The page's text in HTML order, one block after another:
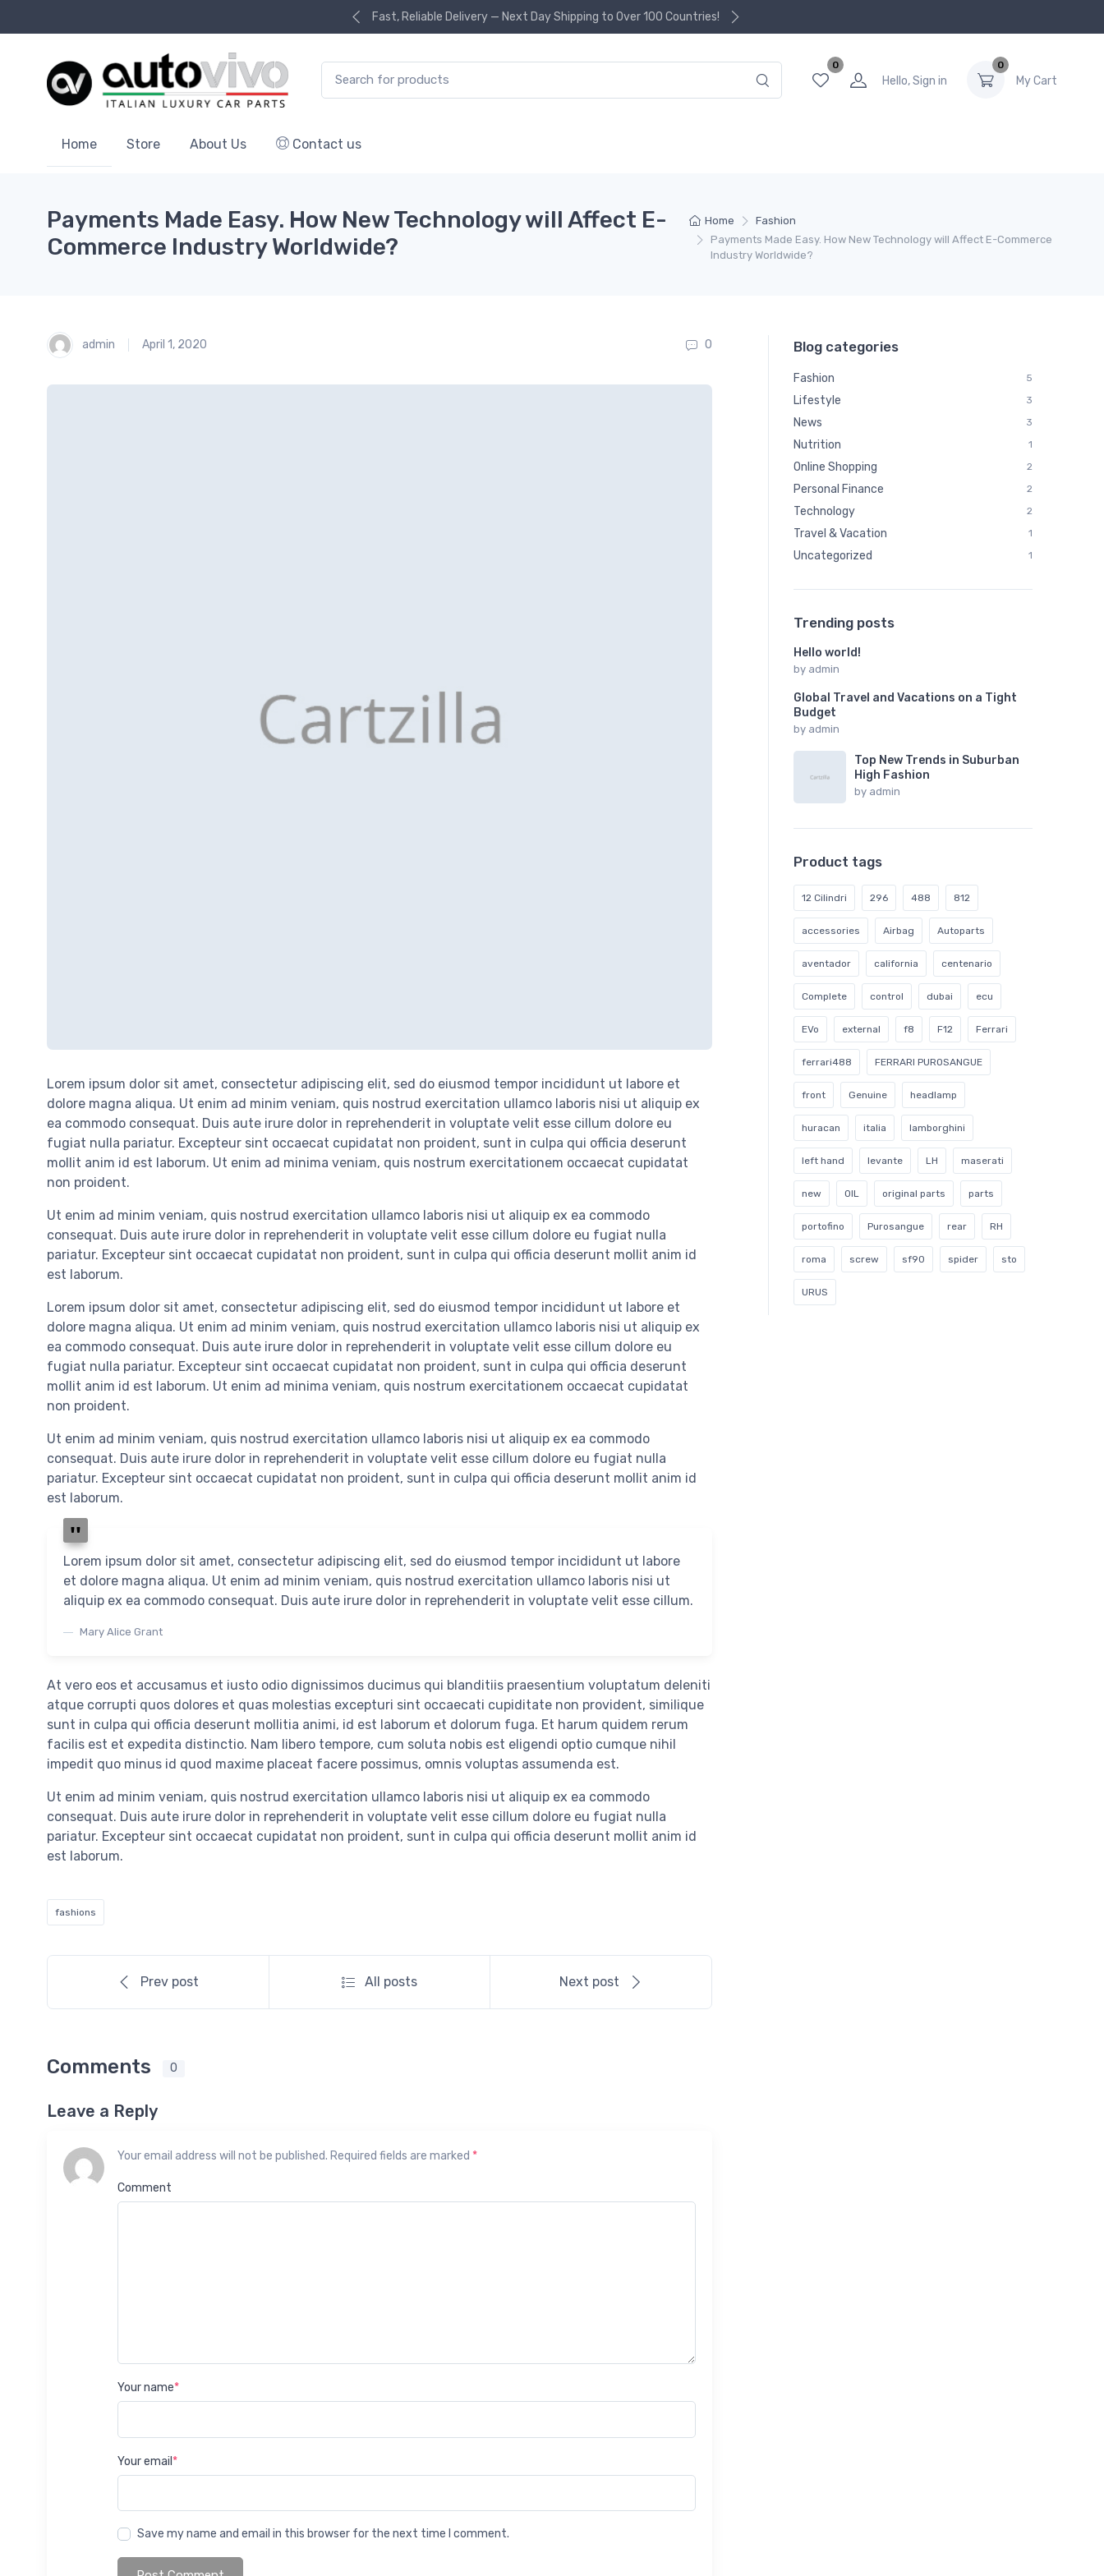
Fast, Reliable Delivery — Next Day Shipping to Over 100 Countries!
0
Hello, Sign in
0
My Cart
Home Store About Us Contact us
Home
Fashion
Payments Made Easy. How New Technology will Affect E-Commerce
Industry Worldwide?
Payments Made Easy. How New Technology will Affect E-
Commerce Industry Worldwide?
admin April 1, 2020 0
Lorem ipsum dolor sit amet, consectetur adipiscing elit, sed do eiusmod tempor incididunt ut labore et
dolore magna aliqua. Ut enim ad minim veniam, quis nostrud exercitation ullamco laboris nisi ut aliquip ex
ea commodo consequat. Duis aute irure dolor in reprehenderit in voluptate velit esse cillum dolore eu
fugiat nulla pariatur. Excepteur sint occaecat cupidatat non proident, sunt in culpa qui officia deserunt
mollit anim id est laborum. Ut enim ad minima veniam, quis nostrum exercitationem occaecat cupidatat
non proident.
Ut enim ad minim veniam, quis nostrud exercitation ullamco laboris nisi ut aliquip ex ea commodo
consequat. Duis aute irure dolor in reprehenderit in voluptate velit esse cillum dolore eu fugiat nulla
pariatur. Excepteur sint occaecat cupidatat non proident, sunt in culpa qui officia deserunt mollit anim id
est laborum.
Lorem ipsum dolor sit amet, consectetur adipiscing elit, sed do eiusmod tempor incididunt ut labore et
dolore magna aliqua. Ut enim ad minim veniam, quis nostrud exercitation ullamco laboris nisi ut aliquip ex
ea commodo consequat. Duis aute irure dolor in reprehenderit in voluptate velit esse cillum dolore eu
fugiat nulla pariatur. Excepteur sint occaecat cupidatat non proident, sunt in culpa qui officia deserunt
mollit anim id est laborum. Ut enim ad minima veniam, quis nostrum exercitationem occaecat cupidatat
non proident.
Ut enim ad minim veniam, quis nostrud exercitation ullamco laboris nisi ut aliquip ex ea commodo
consequat. Duis aute irure dolor in reprehenderit in voluptate velit esse cillum dolore eu fugiat nulla
pariatur. Excepteur sint occaecat cupidatat non proident, sunt in culpa qui officia deserunt mollit anim id
est laborum.
Lorem ipsum dolor sit amet, consectetur adipiscing elit, sed do eiusmod tempor incididunt ut labore
et dolore magna aliqua. Ut enim ad minim veniam, quis nostrud exercitation ullamco laboris nisi ut
aliquip ex ea commodo consequat. Duis aute irure dolor in reprehenderit in voluptate velit esse cillum.
Mary Alice Grant
At vero eos et accusamus et iusto odio dignissimos ducimus qui blanditiis praesentium voluptatum deleniti
atque corrupti quos dolores et quas molestias excepturi sint occaecati cupiditate non provident, similique
sunt in culpa qui officia deserunt mollitia animi, id est laborum et dolorum fuga. Et harum quidem rerum
facilis est et expedita distinctio. Nam libero tempore, cum soluta nobis est eligendi optio cumque nihil
impedit quo minus id quod maxime placeat facere possimus, omnis voluptas assumenda est.
Ut enim ad minim veniam, quis nostrud exercitation ullamco laboris nisi ut aliquip ex ea commodo
consequat. Duis aute irure dolor in reprehenderit in voluptate velit esse cillum dolore eu fugiat nulla
pariatur. Excepteur sint occaecat cupidatat non proident, sunt in culpa qui officia deserunt mollit anim id
est laborum.
fashions
Prev post All posts Next post
Comments 0
Leave a Reply
Your email address will not be published. Required fields are marked *
Comment
Your name*
Your email *
Save my name and email in this browser for the next time I comment.
Blog categories
Fashion 5
Lifestyle 3
News 3
Nutrition 1
Online Shopping 2
Personal Finance 2
Technology 2
Travel & Vacation 1
Uncategorized 1
Trending posts
Hello world!
by admin
Global Travel and Vacations on a Tight
Budget
by admin
Top New Trends in Suburban
High Fashion
by admin
Product tags
12 Cilindri 296 488 812
accessories Airbag Autoparts
aventador california centenario
Complete control dubai ecu
EVo external f8 F12 Ferrari
ferrari488 FERRARI PUROSANGUE
front Genuine headlamp
huracan italia lamborghini
left hand levante LH maserati
new OIL original parts parts
portofino Purosangue rear RH
roma screw sf90 spider sto
URUS